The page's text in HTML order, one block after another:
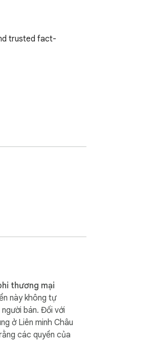
trusted fact-
thương mại
này không tự
người bán. Đối với
ở Liên minh Châu
các quyền của